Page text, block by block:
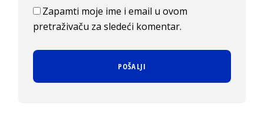
Zapamti moje ime i email u ovom
pretraživaču za sledeći komentar.